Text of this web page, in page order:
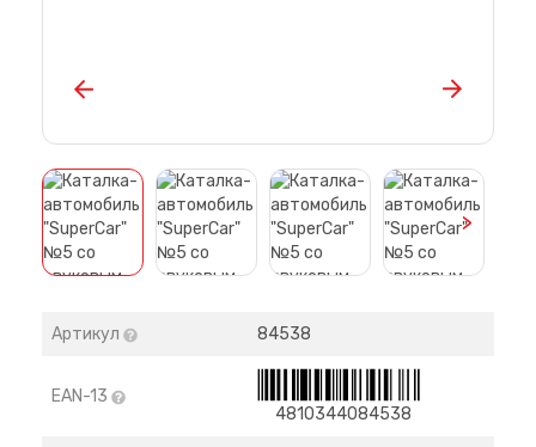
>
Артикул 84538
EAN-13
4810344084538